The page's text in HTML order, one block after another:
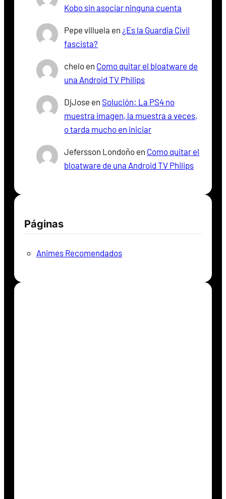
Kobo sin asociar ninguna cuenta
Pepe villuela en ¿Es la Guardia Civil
fascista?
chelo en Como quitar el bloatware de
una Android TV Philips
DjJose en Solución: La PS4 no
muestra imagen, la muestra a veces,
o tarda mucho en iniciar
Jefersson Londoño en Como quitar el
bloatware de una Android TV Philips
Páginas
Animes Recomendados